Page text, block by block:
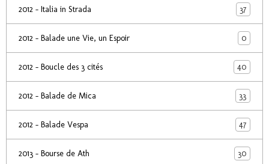
2012 - Italia in Strada 37
2012 - Balade une Vie, un Espoir 0
2012 - Boucle des 3 cités 40
2012 - Balade de Mica 33
2012 - Balade Vespa 47
2013 - Bourse de Ath 30